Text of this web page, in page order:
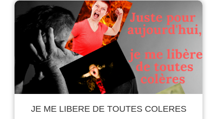
JE ME LIBERE DE TOUTES COLERES